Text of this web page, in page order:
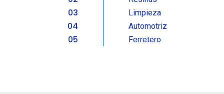
03 Limpieza
04 Automotriz
05 Ferretero